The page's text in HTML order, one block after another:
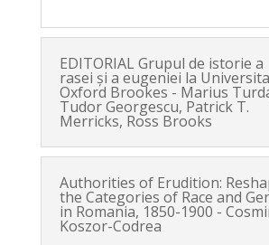
EDITORIAL Grupul de istorie a
rasei şi a eugeniei la
Oxford Brookes - Marius
Tudor Georgescu, Patrick T.
Merricks, Ross Brooks
Authorities of Erudition:
the Categories of Race and
in Romania, 1850-1900 -
Koszor-Codrea